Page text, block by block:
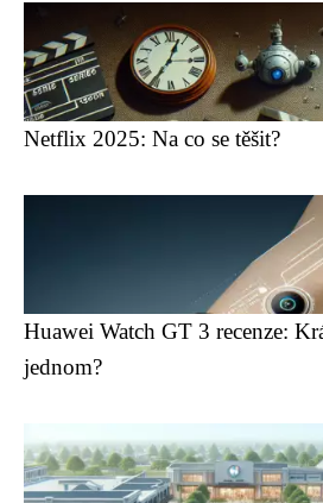
Netflix 2025: Na co se těšit?
Huawei Watch GT 3 recenze:
jednom?